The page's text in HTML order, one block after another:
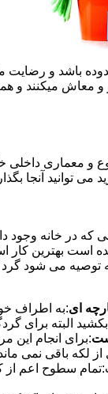
باشد و رضایت
و معاش میکنند
معماری داخلی
می توانید آنجا
که در خانه
است بهترین
توصیه می شود
ای:به اطراف
البته برای
:برای انجام
لکه باقی نمی
سطوح اعم از